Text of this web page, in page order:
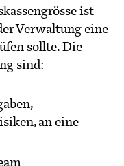
ist
Verwaltung eine
sollte. Die
sind:
an eine